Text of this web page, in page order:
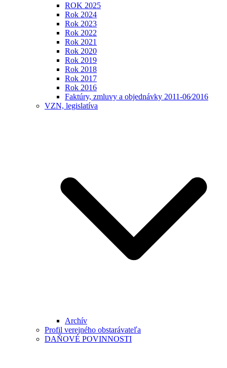
ROK 2025
Rok 2024
Rok 2023
Rok 2022
Rok 2021
Rok 2020
Rok 2019
Rok 2018
Rok 2017
Rok 2016
Faktúry, zmluvy a objednávky 2011-06⁄2016
VZN, legislatíva
Archív
Profil verejného obstarávateľa
DAŇOVÉ POVINNOSTI